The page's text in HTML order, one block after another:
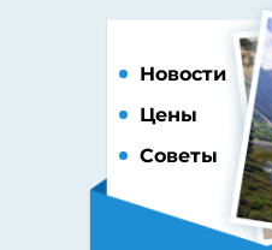
Новости
Цены
Советы